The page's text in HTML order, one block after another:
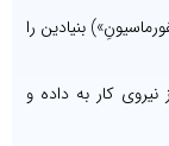
بنیادین را
کار به داده و